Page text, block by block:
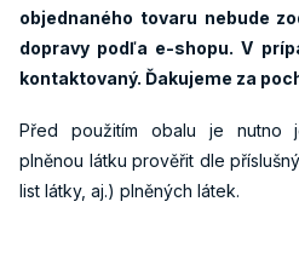
objednaného tovaru nebude
dopravy podľa e-shopu. V
kontaktovaný. Ďakujeme za
Před použitím obalu je nutno
plněnou látku prověřit dle
list látky, aj.) plněných látek.